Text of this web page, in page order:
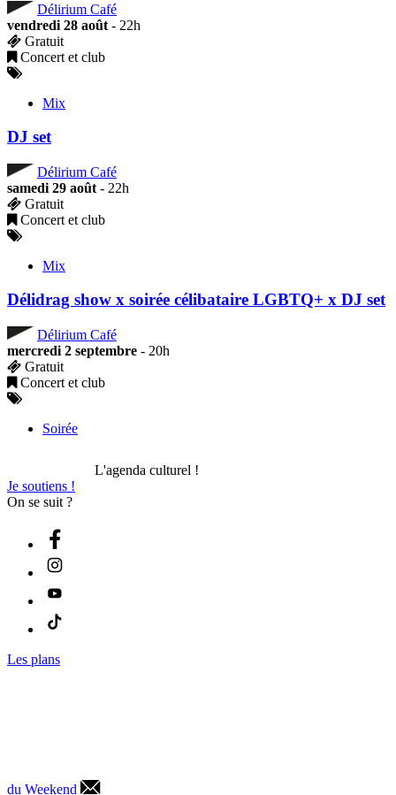
Délirium Café
vendredi 28 août - 22h
Gratuit
Concert et club
Mix
DJ set
Délirium Café
samedi 29 août - 22h
Gratuit
Concert et club
Mix
Délidrag show x soirée célibataire LGBTQ+ x DJ set
Délirium Café
mercredi 2 septembre - 20h
Gratuit
Concert et club
Soirée
L'agenda culturel !
Je soutiens !
On se suit ?
Les plans
du Weekend